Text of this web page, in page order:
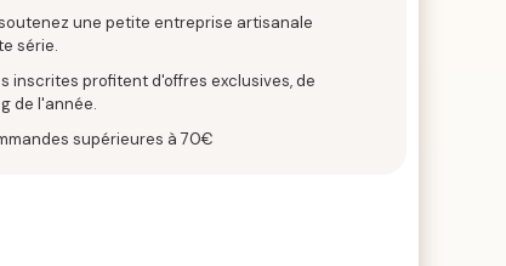
une petite entreprise artisanale
série.
inscrites profitent d'offres exclusives, de
de l'année.
supérieures à 70€